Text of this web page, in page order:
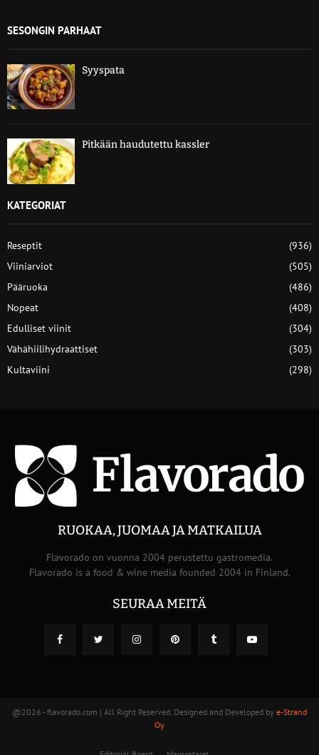
SESONGIN PARHAAT
Syyspata
Pitkään haudutettu kassler
KATEGORIAT
Reseptit
(936)
Viiniarviot
(505)
Pääruoka
(486)
Nopeat
(408)
Edulliset viinit
(304)
Vähähiilihydraattiset
(303)
Kultaviini
(298)
RUOKAA, JUOMAA JA MATKAILUA
Flavorado on vuonna 2004 perustettu gastromedia.
Flavorado is a food & wine media founded 2004 in Finland.
SEURAA MEITÄ
@2026 - flavorado.com | All Right Reserved. Designed and Developed by e-Strand
Oy